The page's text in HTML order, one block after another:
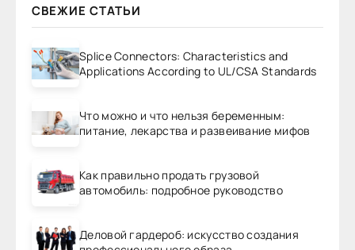
СВЕЖИЕ СТАТЬИ
Splice Connectors: Characteristics and
Applications According to UL/CSA Standards
Что можно и что нельзя беременным:
питание, лекарства и развеивание мифов
Как правильно продать грузовой
автомобиль: подробное руководство
Деловой гардероб: искусство создания